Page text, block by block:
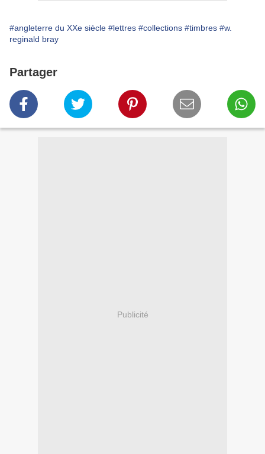
#angleterre du XXe siècle #lettres #collections #timbres #w.
reginald bray
Partager
Publicité